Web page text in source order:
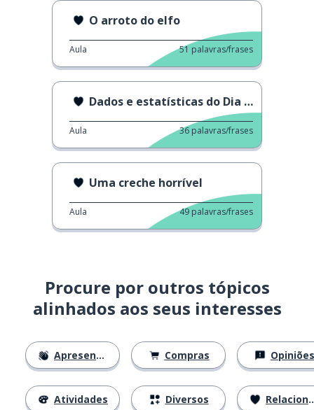
O arroto do elfo
Aula 51 palavras/frases
Dados e estatísticas do Dia dos Namorados
Aula 36 palavras/frases
Uma creche horrível
Aula 49 palavras/frases
Procure por outros tópicos
alinhados aos seus interesses
Apresentações
Atividades
Compras
Diversos
Opiniões
Relacionamentos